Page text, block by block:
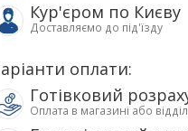
Кур'єром по Києву
Доставляємо до під'їзду
оплати:
Готівковий
Оплата в магазині або